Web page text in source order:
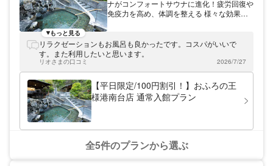
ナがコンフォートサウナに進化！疲労回復や
免疫力を高め、体調を整える 様々な効果が
＝快適 アツいけど心地よい！ 「疲れを癒
す」「こころを癒す」 極上の癒し時間をお
は？】 ①温度は控えめ ②湿度が高い（ここ
ポイント！） ③体感温度が高くなる 「高い
湿度による、体感温度の高い 快適で希少な
サウナ」 さらに室内は２枚の扉だから、熱
間違いなし！
もっと見る
リラクゼーションもお風呂も良かったです。コスパがいいで
す。また利用したいと思います。
リオさまの口コミ 2026/7/27
【平日限定/100円割引！】おふろの王
様港南台店 通常入館プラン
全5件のプランから選ぶ